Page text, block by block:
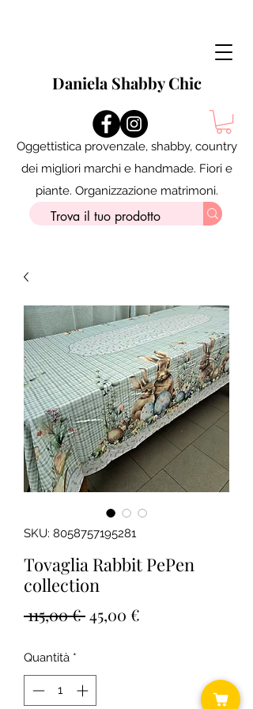
Daniela Shabby Chic
Oggettistica provenzale, shabby, country
dei migliori marchi e handmade. Fiori e
piante. Organizzazione matrimoni.
SKU: 8058757195281
Tovaglia Rabbit PePen
collection
115,00 € Prezzo
45,00 €
Quantità *